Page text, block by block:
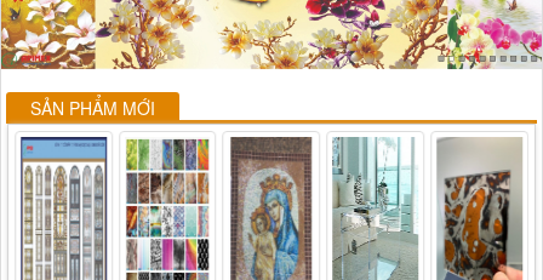
SẢN PHẨM MỚI